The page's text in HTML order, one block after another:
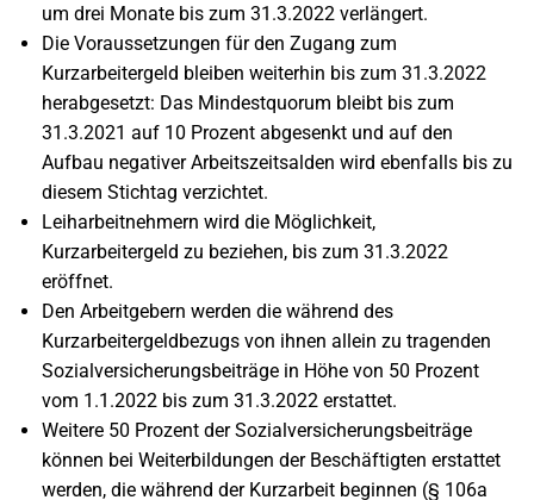
um drei Monate bis zum 31.3.2022 verlängert.
Die Voraussetzungen für den Zugang zum
Kurzarbeitergeld bleiben weiterhin bis zum 31.3.2022
herabgesetzt: Das Mindestquorum bleibt bis zum
31.3.2021 auf 10 Prozent abgesenkt und auf den
Aufbau negativer Arbeitszeitsalden wird ebenfalls bis zu
diesem Stichtag verzichtet.
Leiharbeitnehmern wird die Möglichkeit,
Kurzarbeitergeld zu beziehen, bis zum 31.3.2022
eröffnet.
Den Arbeitgebern werden die während des
Kurzarbeitergeldbezugs von ihnen allein zu tragenden
Sozialversicherungsbeiträge in Höhe von 50 Prozent
vom 1.1.2022 bis zum 31.3.2022 erstattet.
Weitere 50 Prozent der Sozialversicherungsbeiträge
können bei Weiterbildungen der Beschäftigten erstattet
werden, die während der Kurzarbeit beginnen (§ 106a